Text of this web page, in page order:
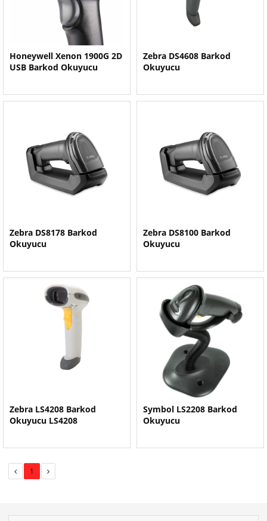
Honeywell Xenon 1900G 2D
USB Barkod Okuyucu
Zebra DS4608 Barkod
Okuyucu
Zebra DS8178 Barkod
Okuyucu
Zebra DS8100 Barkod
Okuyucu
Zebra LS4208 Barkod
Okuyucu LS4208
Symbol LS2208 Barkod
Okuyucu
1